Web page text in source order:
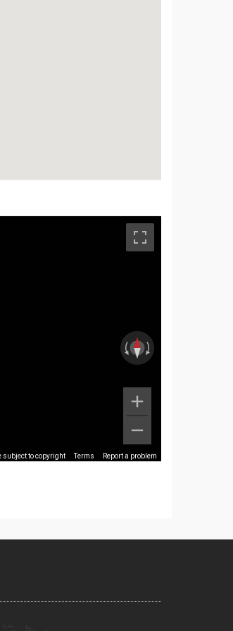
subject to copyright Terms Report a problem